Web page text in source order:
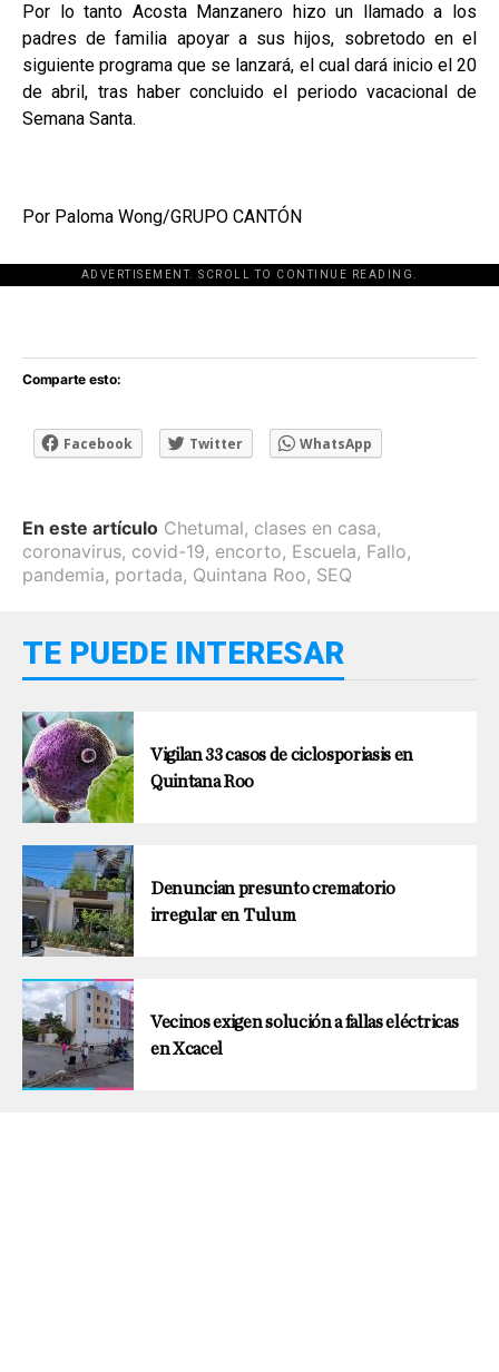
Por lo tanto Acosta Manzanero hizo un llamado a los
padres de familia apoyar a sus hijos, sobretodo en el
siguiente programa que se lanzará, el cual dará inicio el 20
de abril, tras haber concluido el periodo vacacional de
Semana Santa.
Por Paloma Wong/GRUPO CANTÓN
ADVERTISEMENT. SCROLL TO CONTINUE READING.
[adsforwp id="243463"]
Comparte esto:
Facebook Twitter WhatsApp
En este artículo Chetumal, clases en casa,
coronavirus, covid-19, encorto, Escuela, Fallo,
pandemia, portada, Quintana Roo, SEQ
TE PUEDE INTERESAR
Vigilan 33 casos de ciclosporiasis en
Quintana Roo
Denuncian presunto crematorio
irregular en Tulum
Vecinos exigen solución a fallas eléctricas
en Xcacel